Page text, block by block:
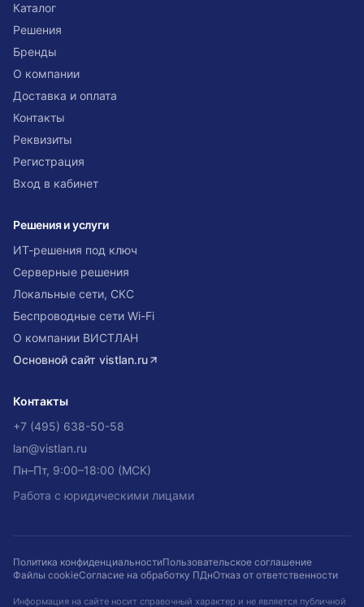
Каталог
Решения
Бренды
О компании
Доставка и оплата
Контакты
Реквизиты
Регистрация
Вход в кабинет
Решения и услуги
ИТ-решения под ключ
Серверные решения
Локальные сети, СКС
Беспроводные сети Wi-Fi
О компании ВИСТЛАН
Основной сайт vistlan.ru
Контакты
+7 (495) 638-50-58
lan@vistlan.ru
Пн–Пт, 9:00–18:00 (МСК)
Работа с юридическими лицами
Политика конфиденциальностиПользовательское соглашение
Файлы cookieСогласие на обработку ПДнОтказ от ответственности
Информация на сайте носит справочный характер и не является публичной